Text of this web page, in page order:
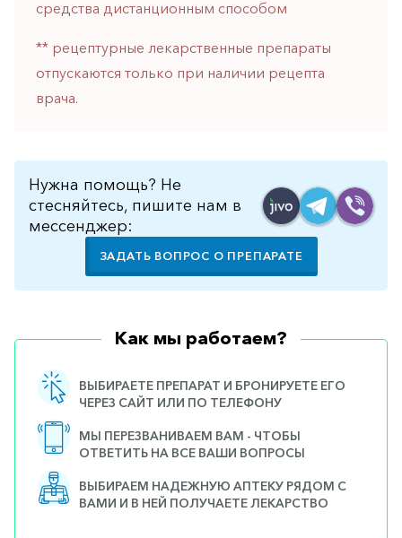
средства дистанционным способом
** рецептурные лекарственные препараты
отпускаются только при наличии рецепта
врача.
Нужна помощь? Не
стесняйтесь, пишите нам в
мессенджер:
ЗАДАТЬ ВОПРОС О ПРЕПАРАТЕ
Как мы работаем?
ВЫБИРАЕТЕ ПРЕПАРАТ И БРОНИРУЕТЕ ЕГО
ЧЕРЕЗ САЙТ ИЛИ ПО ТЕЛЕФОНУ
МЫ ПЕРЕЗВАНИВАЕМ ВАМ - ЧТОБЫ
ОТВЕТИТЬ НА ВСЕ ВАШИ ВОПРОСЫ
ВЫБИРАЕМ НАДЕЖНУЮ АПТЕКУ РЯДОМ С
ВАМИ И В НЕЙ ПОЛУЧАЕТЕ ЛЕКАРСТВО